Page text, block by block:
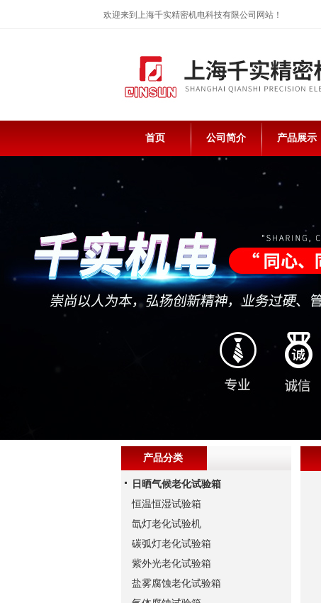
欢迎来到上海千实精密机电科技有限公司网站！
首页 公司简介 产品展示
产品分类
日晒气候老化试验箱
恒温恒湿试验箱
氙灯老化试验机
碳弧灯老化试验箱
紫外光老化试验箱
盐雾腐蚀老化试验箱